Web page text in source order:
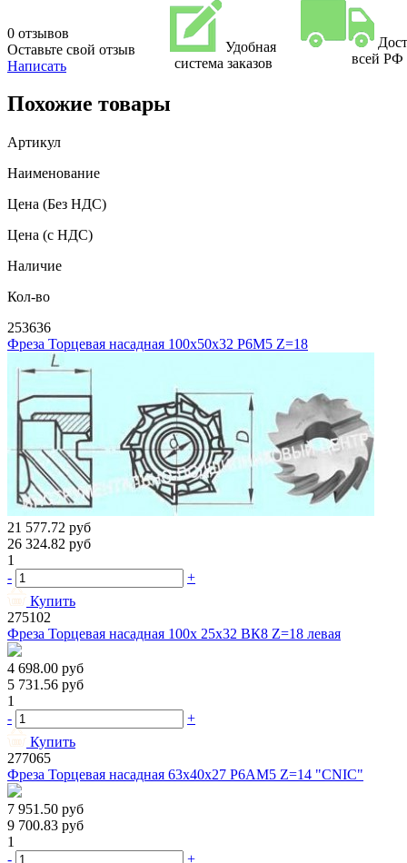
0 отзывов
Оставьте свой отзыв
Написать
Удобная
система заказов
всей РФ
Похожие товары
Артикул
Наименование
Цена (Без НДС)
Цена (с НДС)
Наличие
Кол-во
253636
Фреза Торцевая насадная 100х50х32 Р6М5 Z=18
21 577.72 руб
26 324.82 руб
1
-
+
Купить
275102
Фреза Торцевая насадная 100х 25х32 ВК8 Z=18 левая
4 698.00 руб
5 731.56 руб
1
-
+
Купить
277065
Фреза Торцевая насадная 63х40х27 Р6АМ5 Z=14 "CNIC"
7 951.50 руб
9 700.83 руб
1
-
+